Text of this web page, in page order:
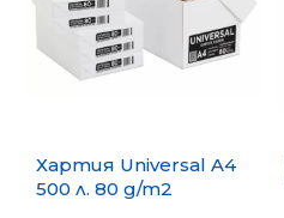
Хартия Universal A4
500 л. 80 g/m2